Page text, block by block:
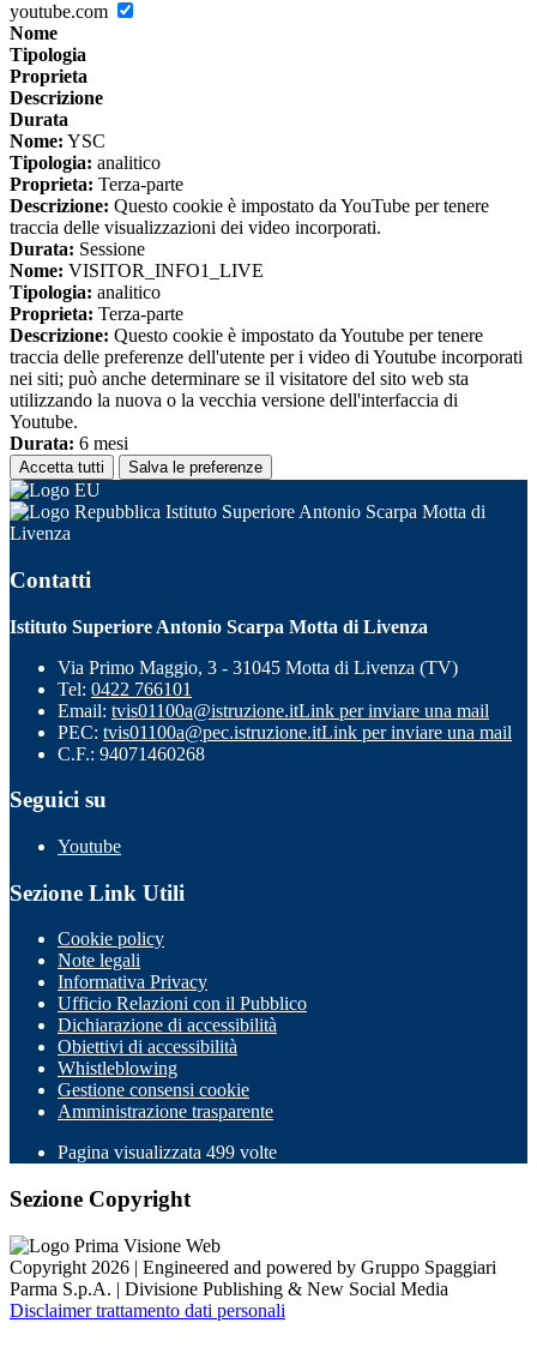
youtube.com
Nome
Tipologia
Proprieta
Descrizione
Durata
Nome: YSC
Tipologia: analitico
Proprieta: Terza-parte
Descrizione: Questo cookie è impostato da YouTube per tenere
traccia delle visualizzazioni dei video incorporati.
Durata: Sessione
Nome: VISITOR_INFO1_LIVE
Tipologia: analitico
Proprieta: Terza-parte
Descrizione: Questo cookie è impostato da Youtube per tenere
traccia delle preferenze dell'utente per i video di Youtube incorporati
nei siti; può anche determinare se il visitatore del sito web sta
utilizzando la nuova o la vecchia versione dell'interfaccia di
Youtube.
Durata: 6 mesi
Accetta tutti Salva le preferenze
Istituto Superiore Antonio Scarpa Motta di
Livenza
Contatti
Istituto Superiore Antonio Scarpa Motta di Livenza
Via Primo Maggio, 3 - 31045 Motta di Livenza (TV)
Tel: 0422 766101
Email: tvis01100a@istruzione.itLink per inviare una mail
PEC: tvis01100a@pec.istruzione.itLink per inviare una mail
C.F.: 94071460268
Seguici su
Youtube
Sezione Link Utili
Cookie policy
Note legali
Informativa Privacy
Ufficio Relazioni con il Pubblico
Dichiarazione di accessibilità
Obiettivi di accessibilità
Whistleblowing
Gestione consensi cookie
Amministrazione trasparente
Pagina visualizzata 499 volte
Sezione Copyright
Copyright 2026 | Engineered and powered by Gruppo Spaggiari
Parma S.p.A. | Divisione Publishing & New Social Media
Disclaimer trattamento dati personali